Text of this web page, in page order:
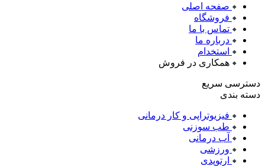
صفحه اصلی
فروشگاه
تماس با ما
درباره ما
استخدام
همکاری در فروش
دسترسی سریع
دسته بندی
فیزیوتراپی و کار درمانی
طب سوزنی
آب درمانی
ورزشی
ارتوپدی